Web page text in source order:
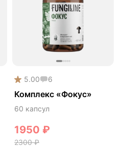
5.00 6
Комплекс «Фокус»
60 капсул
1950 ₽
2300₽